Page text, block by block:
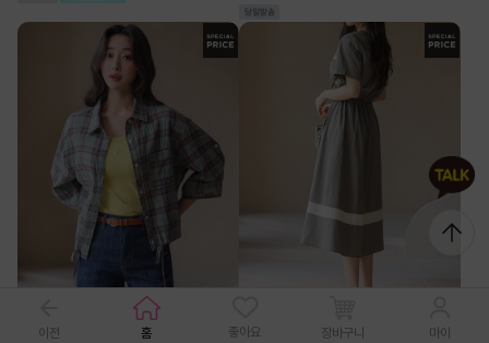
이전 홈 좋아요 장바구니 마이